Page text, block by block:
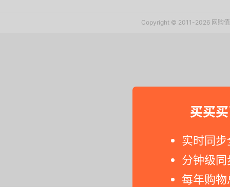
买买
实时同
分钟级
每年购
Copyright © 2011-2026 网购